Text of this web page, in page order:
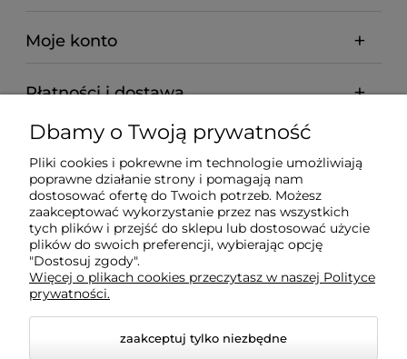
Moje konto
Płatności i dostawa
Informacje
O nas
Wyposażenie Gastronomii - Projekty Technologiczne -
Sklep Gastronomiczny - Serwis Sprzętu
Gastronomicznego | Gdańsk - Trójmiasto - Pomorskie
Dbamy o Twoją prywatność
Pliki cookies i pokrewne im technologie umożliwiają
poprawne działanie strony i pomagają nam
dostosować ofertę do Twoich potrzeb. Możesz
zaakceptować wykorzystanie przez nas wszystkich
tych plików i przejść do sklepu lub dostosować użycie
plików do swoich preferencji, wybierając opcję
"Dostosuj zgody".
Więcej o plikach cookies przeczytasz w naszej Polityce
prywatności.
zaakceptuj tylko niezbędne